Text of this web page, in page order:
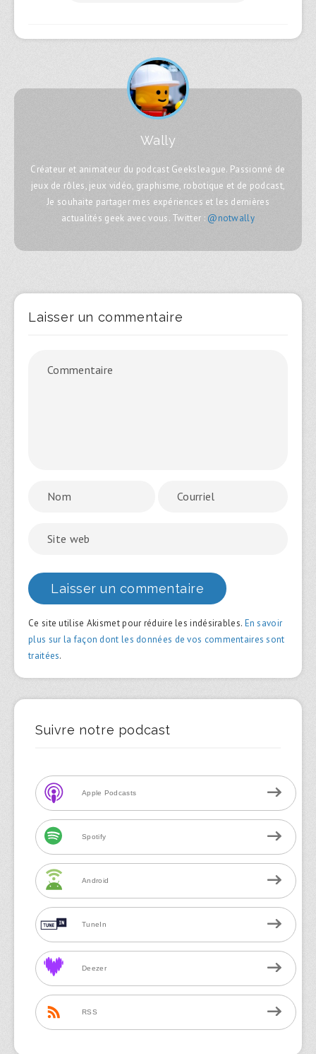
Wally
Créateur et animateur du podcast Geeksleague. Passionné de
jeux de rôles, jeux vidéo, graphisme, robotique et de podcast,
Je souhaite partager mes expériences et les dernières
actualités geek avec vous. Twitter : @notwally
Laisser un commentaire
Ce site utilise Akismet pour réduire les indésirables. En savoir
plus sur la façon dont les données de vos commentaires sont
traitées.
Suivre notre podcast
Apple Podcasts
Spotify
Android
TuneIn
Deezer
RSS